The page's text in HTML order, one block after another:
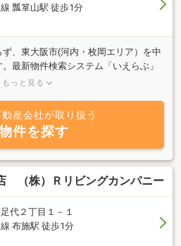
瓢箪山駅 徒歩1分
、東大阪市(河内・枚岡エリア）を中
最新物件検索システム「いえらぶ」
サポート。ご希望の物件をパソコン
きております。どの様な事でもお気
もっと見る
産会社が取り扱う
件を探す
（株）Ｒリビングカンパニー
代２丁目１－１
布施駅 徒歩1分